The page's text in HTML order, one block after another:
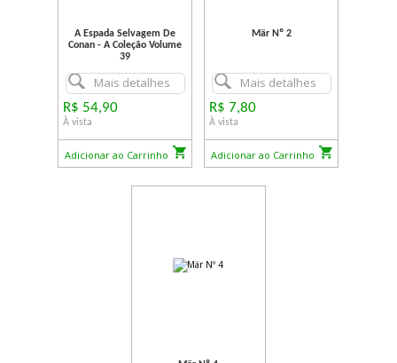
A Espada Selvagem De
Conan - A Coleção Volume
39
Mais detalhes
R$ 54,90
À vista
Adicionar ao Carrinho
Mär Nº 2
Mais detalhes
R$ 7,80
À vista
Adicionar ao Carrinho